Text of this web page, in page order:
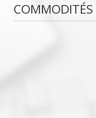
COMMODITÉS